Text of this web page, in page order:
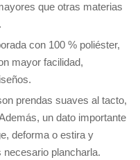
que otras materias
con 100 % poliéster,
mayor facilidad,
prendas suaves al tacto,
un dato importante
deforma o estira y
plancharla.